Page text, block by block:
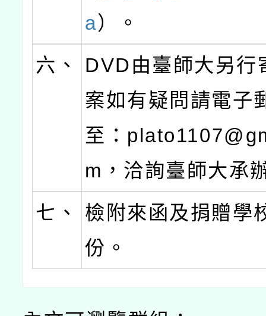
a）。
六、
DVD由臺師大另行
案如有疑問請電子
至：
m，洽詢臺師大承
七、
檢附來函及捐贈學
份。